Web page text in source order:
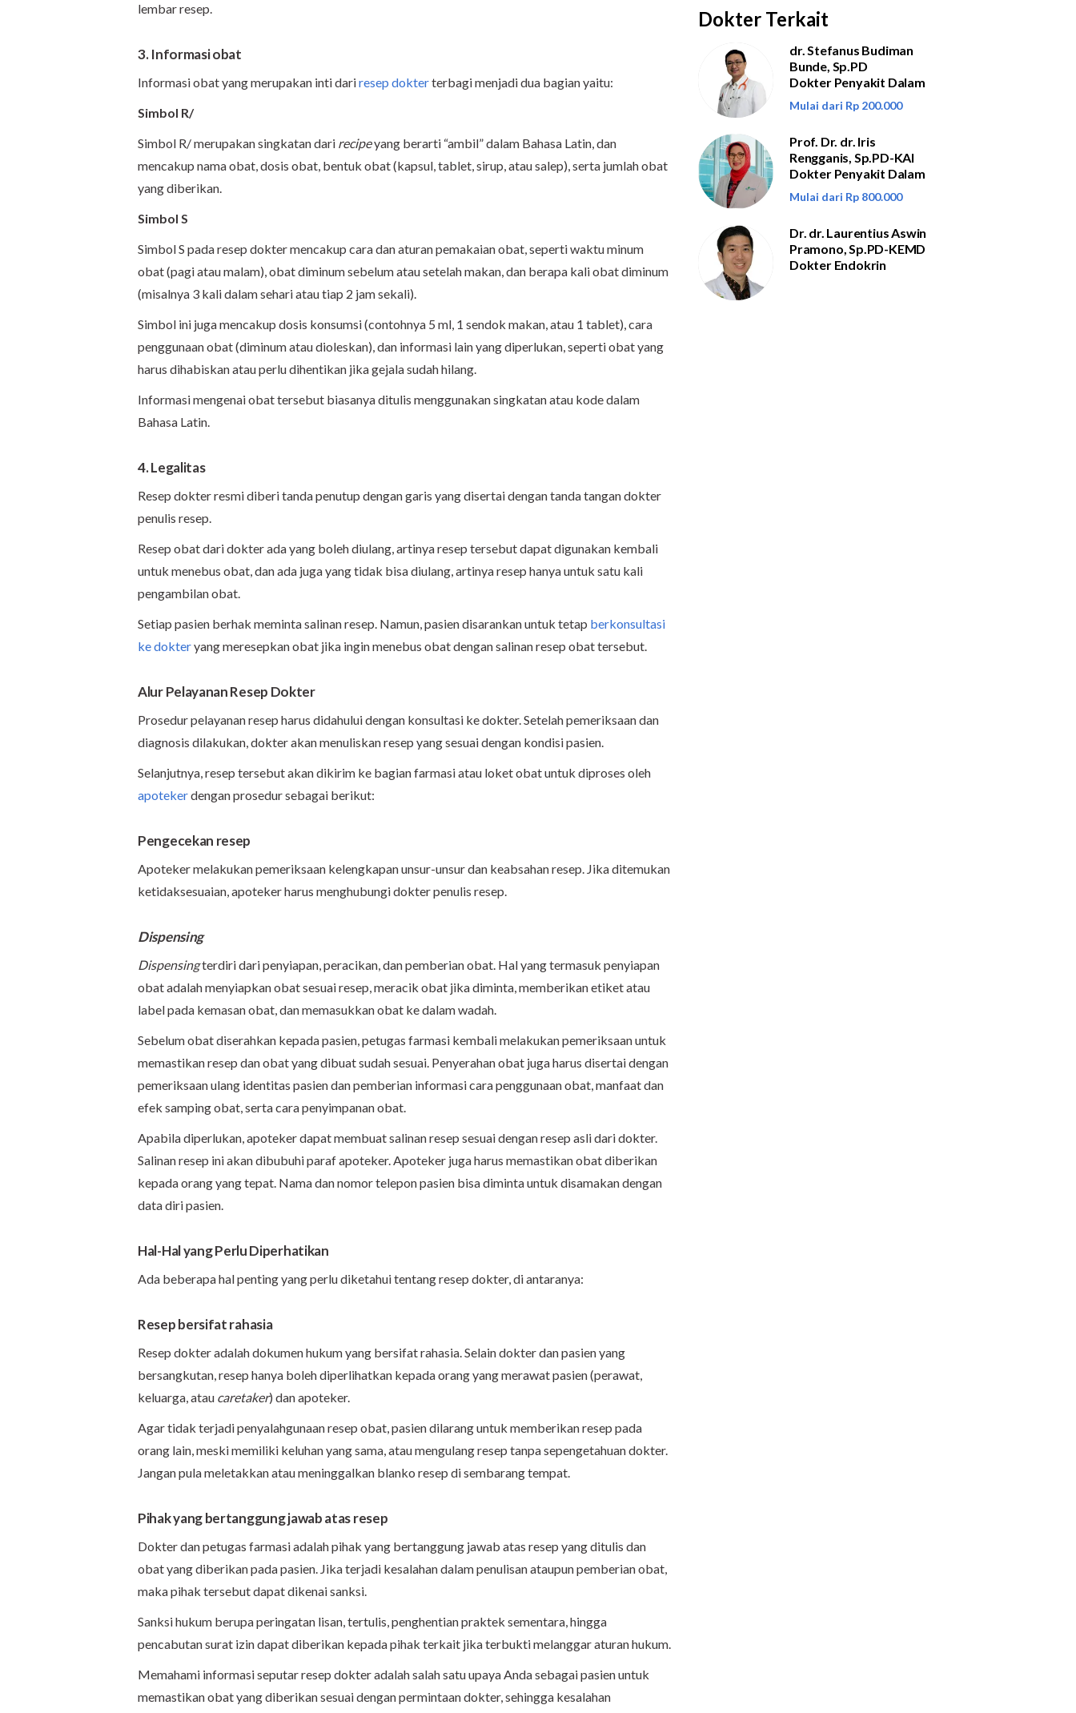
lembar resep.
3. Informasi obat
Informasi obat yang merupakan inti dariresep dokterterbagi menjadi dua bagian yaitu:
Simbol R/
Simbol R/ merupakan singkatan dari recipeyang berarti “ambil” dalam Bahasa Latin, dan
mencakup nama obat, dosis obat, bentuk obat (kapsul, tablet, sirup, atau salep), serta jumlah obat
yang diberikan.
Simbol S
Simbol S pada resep dokter mencakup cara dan aturan pemakaian obat, seperti waktu minum
obat (pagi atau malam), obat diminum sebelum atau setelah makan, dan berapa kali obat diminum
(misalnya 3 kali dalam sehari atau tiap 2 jam sekali).
Simbol ini juga mencakup dosis konsumsi (contohnya 5 ml, 1 sendok makan, atau 1 tablet), cara
penggunaan obat (diminum atau dioleskan), dan informasi lain yang diperlukan, seperti obat yang
harus dihabiskan atau perlu dihentikan jika gejala sudah hilang.
Informasi mengenai obat tersebut biasanya ditulis menggunakan singkatan atau kode dalam
Bahasa Latin.
4. Legalitas
Resep dokter resmi diberi tanda penutup dengan garis yang disertai dengan tanda tangan dokter
penulis resep.
Resep obat dari dokter ada yang boleh diulang, artinya resep tersebut dapat digunakan kembali
untuk menebus obat, dan ada juga yang tidak bisa diulang, artinya resep hanya untuk satu kali
pengambilan obat.
Setiap pasien berhak meminta salinan resep. Namun, pasien disarankan untuk tetap berkonsultasi
ke dokteryang meresepkan obat jika ingin menebus obat dengan salinan resep obat tersebut.
Alur Pelayanan Resep Dokter
Prosedur pelayanan resep harus didahului dengan konsultasi ke dokter. Setelah pemeriksaan dan
diagnosis dilakukan, dokter akan menuliskan resep yang sesuai dengan kondisi pasien.
Selanjutnya, resep tersebut akan dikirim ke bagian farmasi atau loket obat untuk diproses oleh
apotekerdengan prosedur sebagai berikut:
Pengecekan resep
Apoteker melakukan pemeriksaan kelengkapan unsur-unsur dan keabsahan resep. Jika ditemukan
ketidaksesuaian, apoteker harus menghubungi dokter penulis resep.
Dispensing
Dispensingterdiri dari penyiapan, peracikan, dan pemberian obat. Hal yang termasuk penyiapan
obat adalah menyiapkan obat sesuai resep, meracik obat jika diminta, memberikan etiket atau
label pada kemasan obat, dan memasukkan obat ke dalam wadah.
Sebelum obat diserahkan kepada pasien, petugas farmasi kembali melakukan pemeriksaan untuk
memastikan resep dan obat yang dibuat sudah sesuai. Penyerahan obat juga harus disertai dengan
pemeriksaan ulang identitas pasien dan pemberian informasi cara penggunaan obat, manfaat dan
efek samping obat, serta cara penyimpanan obat.
Apabila diperlukan, apoteker dapat membuat salinan resep sesuai dengan resep asli dari dokter.
Salinan resep ini akan dibubuhi paraf apoteker. Apoteker juga harus memastikan obat diberikan
kepada orang yang tepat. Nama dan nomor telepon pasien bisa diminta untuk disamakan dengan
data diri pasien.
Hal-Hal yang Perlu Diperhatikan
Ada beberapa hal penting yang perlu diketahui tentang resep dokter, di antaranya:
Resep bersifat rahasia
Resep dokter adalah dokumen hukum yang bersifat rahasia. Selain dokter dan pasien yang
bersangkutan, resep hanya boleh diperlihatkan kepada orang yang merawat pasien (perawat,
keluarga, atau caretaker) dan apoteker.
Agar tidak terjadi penyalahgunaan resep obat, pasien dilarang untuk memberikan resep pada
orang lain, meski memiliki keluhan yang sama, atau mengulang resep tanpa sepengetahuan dokter.
Jangan pula meletakkan atau meninggalkan blanko resep di sembarang tempat.
Pihak yang bertanggungjawab atas resep
Dokter dan petugas farmasi adalah pihak yang bertanggung jawab atas resep yang ditulis dan
obat yang diberikan pada pasien. Jika terjadi kesalahan dalam penulisan ataupun pemberian obat,
maka pihak tersebut dapat dikenai sanksi.
Sanksi hukum berupa peringatan lisan, tertulis, penghentian praktek sementara, hingga
pencabutan surat izin dapat diberikan kepada pihak terkait jika terbukti melanggar aturan hukum.
Memahami informasi seputar resep dokter adalah salah satu upaya Anda sebagai pasien untuk
memastikan obat yang diberikan sesuai dengan permintaan dokter, sehingga kesalahan
Dokter Terkait